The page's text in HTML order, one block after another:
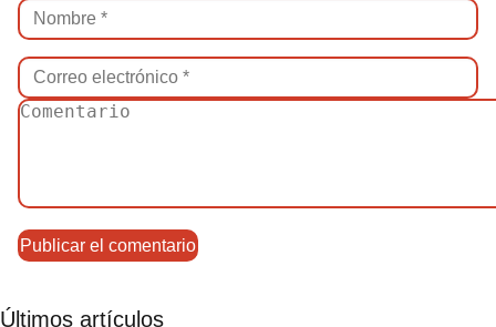
Últimos artículos